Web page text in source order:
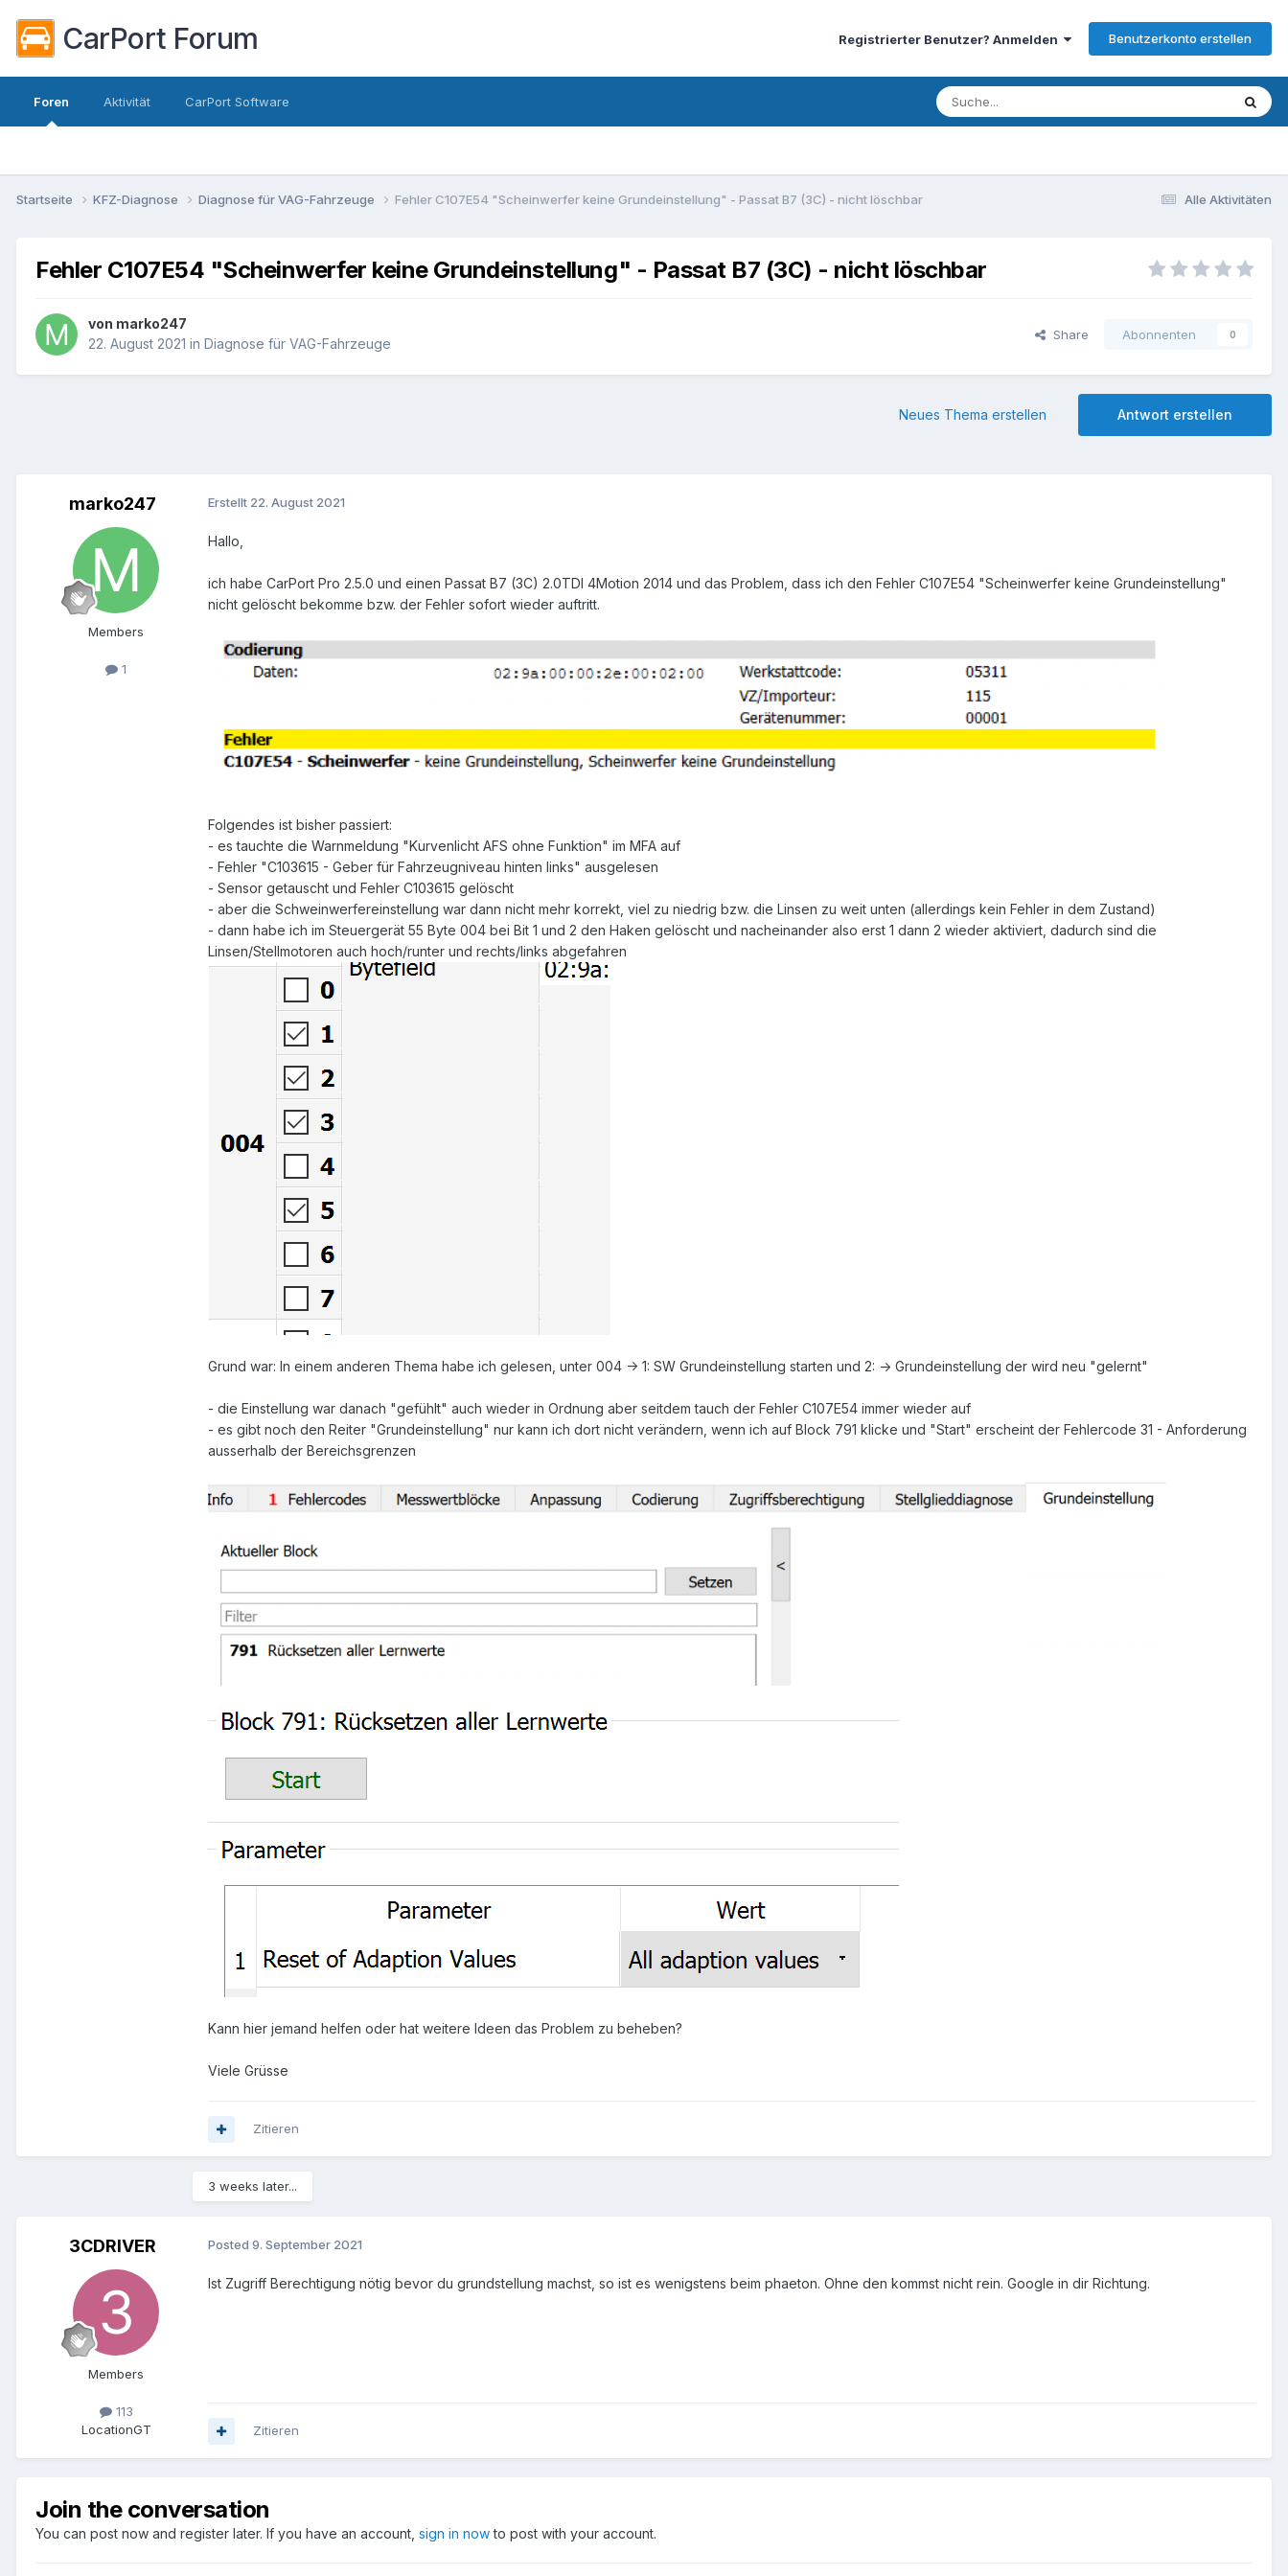
CarPort Forum Registrierter Benutzer? Anmelden Benutzerkonto erstellen
Foren Aktivität CarPort Software
Alle Aktivitäten
Startseite KFZ-Diagnose Diagnose für VAG-Fahrzeuge Fehler C107E54 "Scheinwerfer keine Grundeinstellung" - Passat B7 (3C) - nicht löschbar
Fehler C107E54 "Scheinwerfer keine Grundeinstellung" - Passat B7 (3C) - nicht löschbar
von marko247
22. August 2021 in Diagnose für VAG-Fahrzeuge
Share Abonnenten 0
Antwort erstellen
Neues Thema erstellen
marko247
Members
1
Erstellt 22. August 2021
Hallo,
ich habe CarPort Pro 2.5.0 und einen Passat B7 (3C) 2.0TDI 4Motion 2014 und das Problem, dass ich den Fehler C107E54 "Scheinwerfer keine Grundeinstellung"
nicht gelöscht bekomme bzw. der Fehler sofort wieder auftritt.
Folgendes ist bisher passiert:
- es tauchte die Warnmeldung "Kurvenlicht AFS ohne Funktion" im MFA auf
- Fehler "C103615 - Geber für Fahrzeugniveau hinten links" ausgelesen
- Sensor getauscht und Fehler C103615 gelöscht
- aber die Schweinwerfereinstellung war dann nicht mehr korrekt, viel zu niedrig bzw. die Linsen zu weit unten (allerdings kein Fehler in dem Zustand)
- dann habe ich im Steuergerät 55 Byte 004 bei Bit 1 und 2 den Haken gelöscht und nacheinander also erst 1 dann 2 wieder aktiviert, dadurch sind die
Linsen/Stellmotoren auch hoch/runter und rechts/links abgefahren
Grund war: In einem anderen Thema habe ich gelesen, unter 004 -> 1: SW Grundeinstellung starten und 2: -> Grundeinstellung der wird neu "gelernt"
- die Einstellung war danach "gefühlt" auch wieder in Ordnung aber seitdem tauch der Fehler C107E54 immer wieder auf
- es gibt noch den Reiter "Grundeinstellung" nur kann ich dort nicht verändern, wenn ich auf Block 791 klicke und "Start" erscheint der Fehlercode 31 - Anforderung
ausserhalb der Bereichsgrenzen
Kann hier jemand helfen oder hat weitere Ideen das Problem zu beheben?
Viele Grüsse
Zitieren
3 weeks later...
3CDRIVER
Members
113
LocationGT
Posted 9. September 2021
Ist Zugriff Berechtigung nötig bevor du grundstellung machst, so ist es wenigstens beim phaeton. Ohne den kommst nicht rein. Google in dir Richtung.
Zitieren
Join the conversation
You can post now and register later. If you have an account, sign in nowto post with your account.